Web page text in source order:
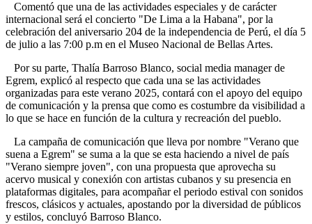
Comentó que una de las actividades especiales y de carácter
internacional será el concierto "De Lima a la Habana", por la
celebración del aniversario 204 de la independencia de Perú, el día 5
de julio a las 7:00 p.m en el Museo Nacional de Bellas Artes.
Por su parte, Thalía Barroso Blanco, social media manager de
Egrem, explicó al respecto que cada una se las actividades
organizadas para este verano 2025, contará con el apoyo del equipo
de comunicación y la prensa que como es costumbre da visibilidad a
lo que se hace en función de la cultura y recreación del pueblo.
La campaña de comunicación que lleva por nombre "Verano que
suena a Egrem" se suma a la que se esta haciendo a nivel de país
"Verano siempre joven", con una propuesta que aprovecha su
acervo musical y conexión con artistas cubanos y su presencia en
plataformas digitales, para acompañar el periodo estival con sonidos
frescos, clásicos y actuales, apostando por la diversidad de públicos
y estilos, concluyó Barroso Blanco.